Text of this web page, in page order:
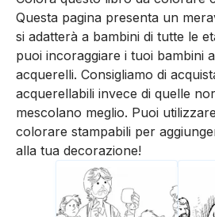
Questa pagina presenta un
si adatterà a bambini di tutte le
puoi incoraggiare i tuoi bambini
acquerelli. Consigliamo di
acquerellabili invece di quelle
mescolano meglio. Puoi
colorare stampabili per
alla tua decorazione!